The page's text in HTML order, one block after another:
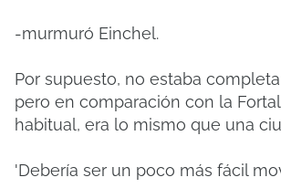
-murmuró Einchel.
Por supuesto, no estaba
pero en comparación con la
habitual, era lo mismo que una
'Debería ser un poco más fácil